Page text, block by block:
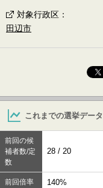
対象行政区 ：
田辺市
これまでの選挙データ
前回の候
補者数/定
数
28 / 20
前回倍率 140%